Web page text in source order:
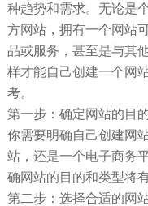
种趋势和需求。无论是
方网站，拥有一个网站
品或服务，甚至是与其
样才能自己创建一个网
考。
第一步：确定网站的目
你需要明确自己创建网
站，还是一个电子商务
确网站的目的和类型将
第二步：选择合适的网